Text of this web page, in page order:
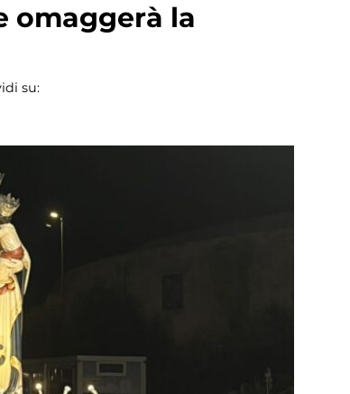
omaggerà la
su: